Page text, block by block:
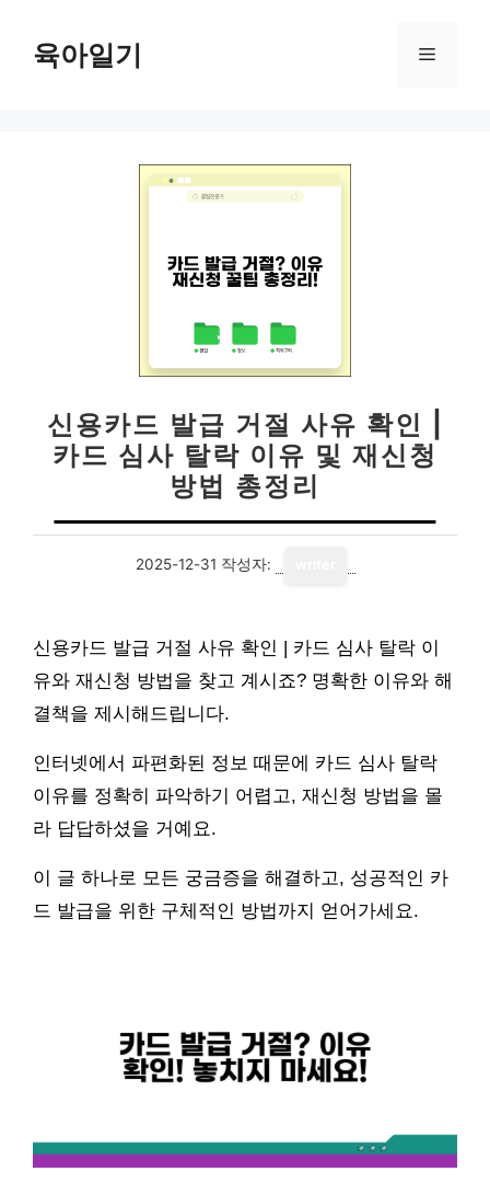
육아일기 메
신용카드 발급 거절 사유 확인 |
카드 심사 탈락 이유 및 재신청
방법 총정리
2025-12-31 작성자:
신용카드 발급 거절 사유 확인 | 카드 심사 탈락 이
유와 재신청 방법을 찾고 계시죠? 명확한 이유와 해
결책을 제시해드립니다.
인터넷에서 파편화된 정보 때문에 카드 심사 탈락
이유를 정확히 파악하기 어렵고, 재신청 방법을 몰
라 답답하셨을 거예요.
이 글 하나로 모든 궁금증을 해결하고, 성공적인 카
드 발급을 위한 구체적인 방법까지 얻어가세요.